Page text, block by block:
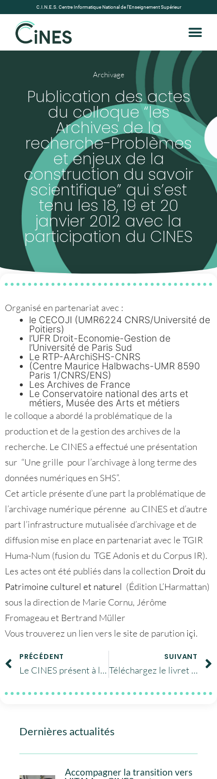
C.I.N.E.S. Centre Informatique National de l’Enseignement Supérieur
Archivage
Publication des actes
du colloque “les
Archives de la
recherche-Problèmes
et enjeux de la
construction du savoir
scientifique” qui s’est
tenu les 18, 19 et 20
janvier 2012 avec la
participation du CINES
Organisé en partenariat avec :
le CECOJI (UMR6224 CNRS/Université de
Poitiers)
l’UFR Droit-Economie-Gestion de
l’Université de Paris Sud
Le RTP-AArchiSHS-CNRS
(Centre Maurice Halbwachs-UMR 8590
Paris 1/CNRS/ENS)
Les Archives de France
Le Conservatoire national des arts et
métiers, Musée des Arts et métiers
le colloque a abordé la problématique de la
production et de la gestion des archives de la
recherche. Le CINES a effectué une présentation
sur “Une grille pour l’archivage à long terme des
données numériques en SHS”.
Cet article présente d’une part la problématique de
l’archivage numérique pérenne au CINES et d’autre
part l’infrastructure mutualisée d’archivage et de
diffusion mise en place en partenariat avec le TGIR
Huma-Num (fusion du TGE Adonis et du Corpus IR).
Les actes ont été publiés dans la collection Droit du
Patrimoine culturel et naturel (Édition L’Harmattan)
sous la direction de Marie Cornu, Jérôme
Fromageau et Bertrand Müller
Vous trouverez un lien vers le site de parution içi.
PRÉCÉDENT
Le CINES présent à l’université d’été du GFII, le 12 septembre à la médiathèque Emile Zola de Montpellier
SUIVANT
Téléchargez le livret d’information des utilisateurs des ressources GENCI dans les centres nationaux
Dernières actualités
Accompagner la transition vers